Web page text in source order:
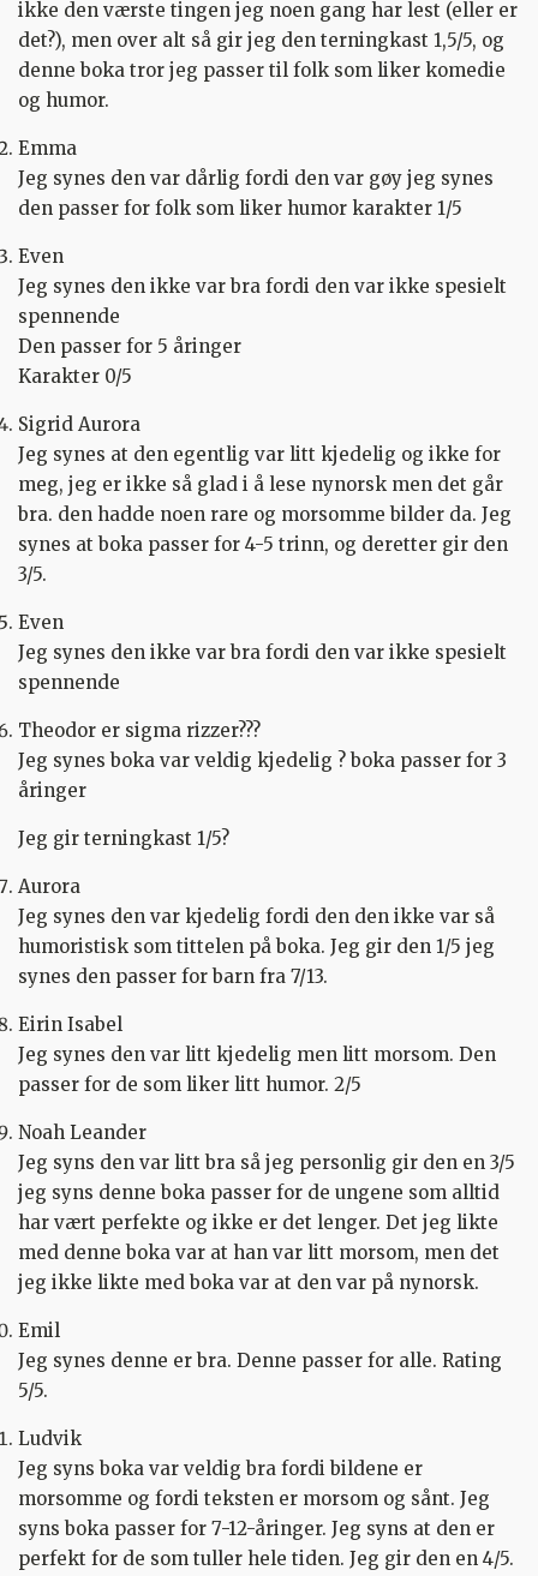
ikke den værste tingen jeg noen gang har lest (eller er
det?), men over alt så gir jeg den terningkast 1,5/5, og
denne boka tror jeg passer til folk som liker komedie
og humor.
Emma
Jeg synes den var dårlig fordi den var gøy jeg synes
den passer for folk som liker humor karakter 1/5
Even
Jeg synes den ikke var bra fordi den var ikke spesielt
spennende
Den passer for 5 åringer
Karakter 0/5
Sigrid Aurora
Jeg synes at den egentlig var litt kjedelig og ikke for
meg, jeg er ikke så glad i å lese nynorsk men det går
bra. den hadde noen rare og morsomme bilder da. Jeg
synes at boka passer for 4-5 trinn, og deretter gir den
3/5.
Even
Jeg synes den ikke var bra fordi den var ikke spesielt
spennende
Theodor er sigma rizzer???
Jeg synes boka var veldig kjedelig ? boka passer for 3
åringer
Jeg gir terningkast 1/5?
Aurora
Jeg synes den var kjedelig fordi den den ikke var så
humoristisk som tittelen på boka. Jeg gir den 1/5 jeg
synes den passer for barn fra 7/13.
Eirin Isabel
Jeg synes den var litt kjedelig men litt morsom. Den
passer for de som liker litt humor. 2/5
Noah Leander
Jeg syns den var litt bra så jeg personlig gir den en 3/5
jeg syns denne boka passer for de ungene som alltid
har vært perfekte og ikke er det lenger. Det jeg likte
med denne boka var at han var litt morsom, men det
jeg ikke likte med boka var at den var på nynorsk.
Emil
Jeg synes denne er bra. Denne passer for alle. Rating
5/5.
Ludvik
Jeg syns boka var veldig bra fordi bildene er
morsomme og fordi teksten er morsom og sånt. Jeg
syns boka passer for 7-12-åringer. Jeg syns at den er
perfekt for de som tuller hele tiden. Jeg gir den en 4/5.